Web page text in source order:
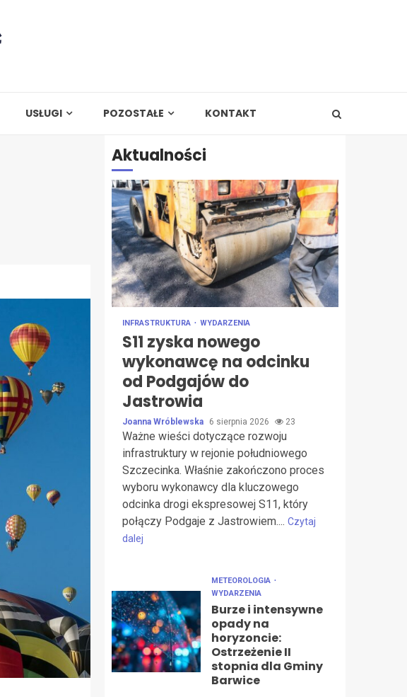
USŁUGI POZOSTAŁE KONTAKT
Aktualności
INFRASTRUKTURA WYDARZENIA
S11 zyska nowego
wykonawcę na odcinku
od Podgajów do
Jastrowia
Joanna Wróblewska 6 sierpnia 2026 23
Ważne wieści dotyczące rozwoju
infrastruktury w rejonie południowego
Szczecinka. Właśnie zakończono proces
wyboru wykonawcy dla kluczowego
odcinka drogi ekspresowej S11, który
połączy Podgaje z Jastrowiem.... Czytaj
dalej
METEOROLOGIA
WYDARZENIA
Burze i intensywne
opady na
horyzoncie:
Ostrzeżenie II
stopnia dla Gminy
Barwice